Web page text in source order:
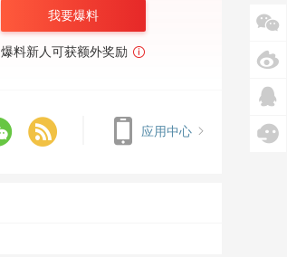
我要爆料
爆料新人可获额外奖励
应用中心